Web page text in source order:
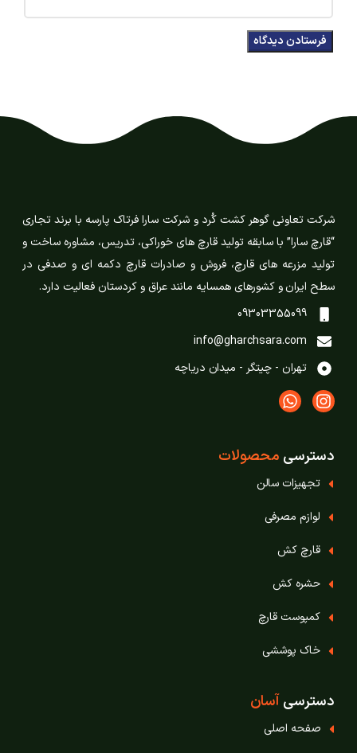
شرکت تعاونی گوهر کشت کُرد و شرکت سارا فرتاک پارسه با برند تجاری
“قارچ سارا” با سابقه تولید قارچ های خوراکی، تدریس، مشاوره ساخت و
تولید مزرعه های قارچ، فروش و صادرات قارچ دکمه ای و صدفی در
سطح ایران و کشورهای همسایه مانند عراق و کردستان فعالیت دارد.
09303355099
info@gharchsara.com
تهران - چیتگر - میدان دریاچه
دسترسی محصولات
تجهیزات سالن
لوازم مصرفی
قارچ‌ کش
حشره‌ کش
کمپوست قارچ
خاک پوششی
دسترسی آسان
صفحه اصلی